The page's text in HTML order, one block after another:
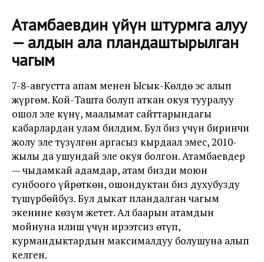
Атамбаевдин үйүн штурмга алуу
— алдын ала пландаштырылган
чагым
7-8-августта апам менен Ысык-Көлдө эс алып
жүргөм. Кой-Ташта болуп аткан окуя тууралуу
ошол эле күнү, маалымат сайттарындагы
кабарлардан улам билдим. Бул биз үчүн биринчи
жолу эле түзүлгөн аргасыз кырдаал эмес, 2010-
жылы да ушундай эле окуя болгон. Атамбаевдер
— чыдамкай адамдар, атам бизди моюн
сунбоого үйрөткөн, ошондуктан биз духубузду
түшүрбөйбүз. Бул дыкат пландалган чагым
экенине көзүм жетет. Ал баарын атамдын
мойнуна илиш үчүн ирээтсиз өтүп,
курмандыктардын максималдуу болушуна алып
келген.